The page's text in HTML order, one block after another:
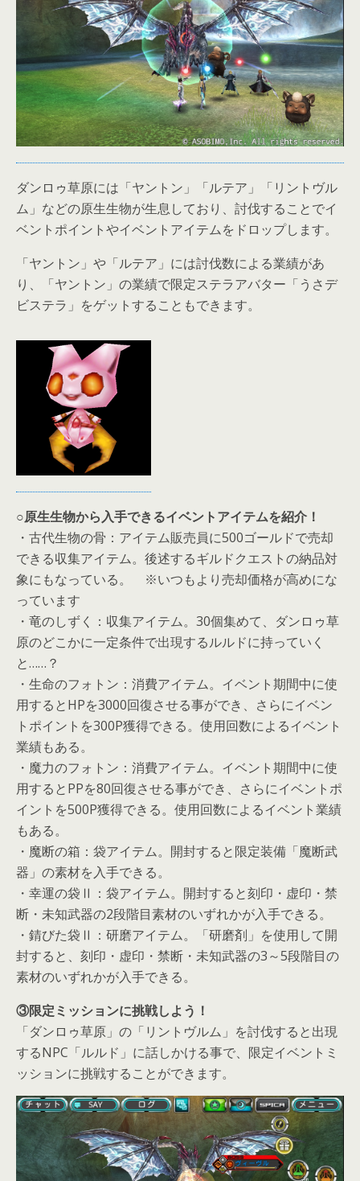
ダンロゥ草原には「ヤントン」「ルテア」「リントヴル
ム」などの原生生物が生息しており、討伐することでイ
ベントポイントやイベントアイテムをドロップします。
「ヤントン」や「ルテア」には討伐数による業績があ
り、「ヤントン」の業績で限定ステラアバター「うさデ
ビステラ」をゲットすることもできます。
○原生生物から入手できるイベントアイテムを紹介！
・古代生物の骨：アイテム販売員に500ゴールドで売却
できる収集アイテム。後述するギルドクエストの納品対
象にもなっている。 ※いつもより売却価格が高めにな
っています
・竜のしずく：収集アイテム。30個集めて、ダンロゥ草
原のどこかに一定条件で出現するルルドに持っていく
と……？
・生命のフォトン：消費アイテム。イベント期間中に使
用するとHPを3000回復させる事ができ、さらにイベン
トポイントを300P獲得できる。使用回数によるイベント
業績もある。
・魔力のフォトン：消費アイテム。イベント期間中に使
用するとPPを80回復させる事ができ、さらにイベントポ
イントを500P獲得できる。使用回数によるイベント業績
もある。
・魔断の箱：袋アイテム。開封すると限定装備「魔断武
器」の素材を入手できる。
・幸運の袋Ⅱ：袋アイテム。開封すると刻印・虚印・禁
断・未知武器の2段階目素材のいずれかが入手できる。
・錆びた袋Ⅱ：研磨アイテム。「研磨剤」を使用して開
封すると、刻印・虚印・禁断・未知武器の3～5段階目の
素材のいずれかが入手できる。
③限定ミッションに挑戦しよう！
「ダンロゥ草原」の「リントヴルム」を討伐すると出現
するNPC「ルルド」に話しかける事で、限定イベントミ
ッションに挑戦することができます。